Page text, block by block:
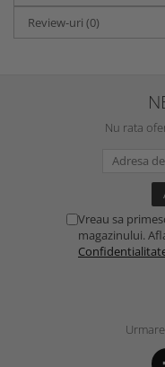
Review-uri (0)
Nu rata
Vreau sa
magazinului.